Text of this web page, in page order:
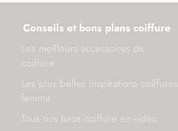
Conseils et bons plans coiffure
Les meilleurs accessoires de
coiffure
Les plus belles inspirations coiffures
femme
Tous nos tutos coiffure en vidéo